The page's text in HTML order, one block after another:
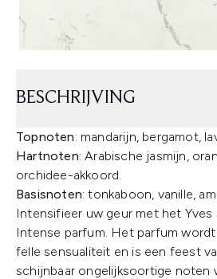
BESCHRIJVING
Topnoten: mandarijn, bergamot,
Hartnoten: Arabische jasmijn,
orchidee-akkoord.
Basisnoten: tonkaboon, vanille,
Intensifieer uw geur met het Yves
Intense parfum. Het parfum
felle sensualiteit en is een feest
schijnbaar ongelijksoortige noten